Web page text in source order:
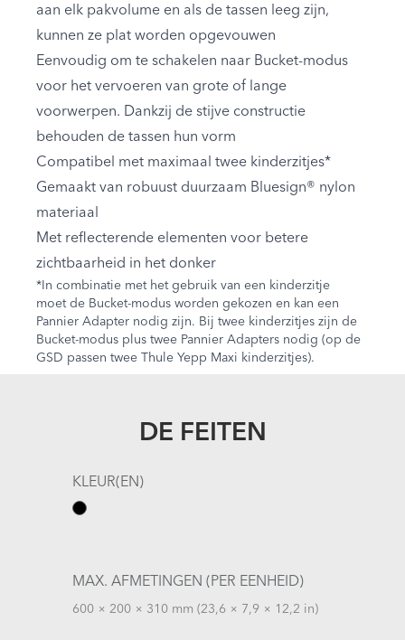
aan elk pakvolume en als de tassen leeg zijn,
kunnen ze plat worden opgevouwen
Eenvoudig om te schakelen naar Bucket-modus
voor het vervoeren van grote of lange
voorwerpen. Dankzij de stijve constructie
behouden de tassen hun vorm
Compatibel met maximaal twee kinderzitjes*
Gemaakt van robuust duurzaam Bluesign® nylon
materiaal
Met reflecterende elementen voor betere
zichtbaarheid in het donker
*In combinatie met het gebruik van een kinderzitje
moet de Bucket-modus worden gekozen en kan een
Pannier Adapter nodig zijn. Bij twee kinderzitjes zijn de
Bucket-modus plus twee Pannier Adapters nodig (op de
GSD passen twee Thule Yepp Maxi kinderzitjes).
DE FEITEN
KLEUR(EN)
MAX. AFMETINGEN (PER EENHEID)
600 × 200 × 310 mm (23,6 × 7,9 × 12,2 in)